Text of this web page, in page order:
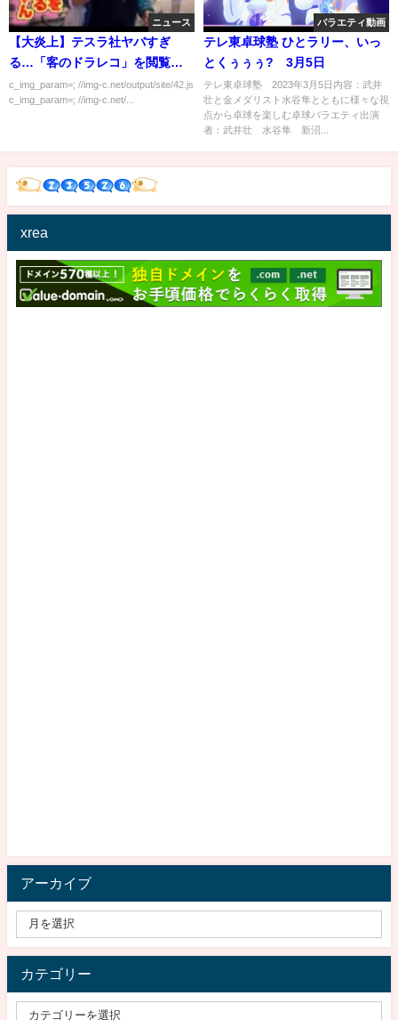
ニュース
【大炎上】テスラ社ヤバすぎ
る…「客のドラレコ」を閲覧・
拡散が発覚！！！
c_img_param=; //img-c.net/output/site/42.js
c_img_param=; //img-c.net/...
バラエティ動画
テレ東卓球塾 ひとラリー、いっ
とくぅぅぅ? 3月5日
テレ東卓球塾 2023年3月5日内容：武井
壮と金メダリスト水谷隼とともに様々な視
点から卓球を楽しむ卓球バラエティ出演
者：武井壮 水谷隼 新沼...
xrea
アーカイブ
カテゴリー